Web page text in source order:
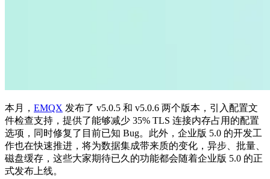
本月， EMQX 发布了 v5.0.5 和 v5.0.6 两个版本，引入配置文
件检查支持，提供了能够减少 35% TLS 连接内存占用的配置
选项，同时修复了目前已知 Bug。此外，企业版 5.0 的开发工
作也在快速推进，将为数据集成带来质的变化，异步、批量、
磁盘缓存，这些大家期待已久的功能都会随着企业版 5.0 的正
式发布上线。